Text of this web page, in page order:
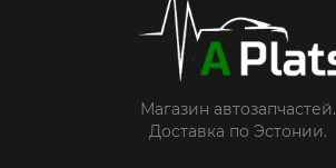
Магазин автозапчастей.
Доставка по Эстонии.